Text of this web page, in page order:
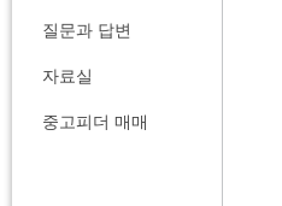
질문과 답변
자료실
중고피더 매매